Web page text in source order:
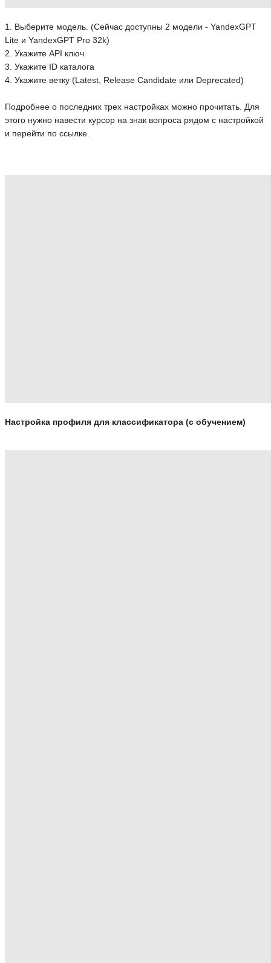
1. Выберите модель. (Сейчас доступны 2 модели - YandexGPT
Lite и YandexGPT Pro 32k)
2. Укажите API ключ
3. Укажите ID каталога
4. Укажите ветку (Latest, Release Candidate или Deprecated)
Подробнее о последних трех настройках можно прочитать. Для
этого нужно навести курсор на знак вопроса рядом с настройкой
и перейти по ссылке.
Настройка профиля для классификатора (с обучением)